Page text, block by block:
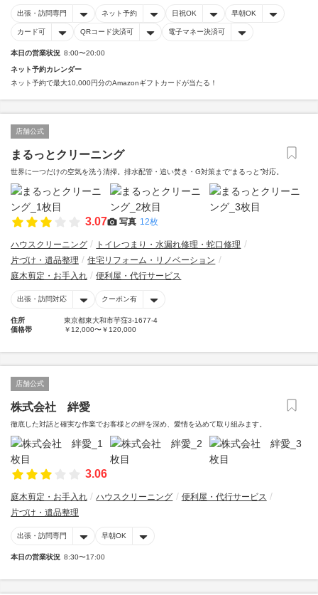
出張・訪問専門 ネット予約 日祝OK 早朝OK
カード可 QRコード決済可 電子マネー決済可
本日の営業状況 8:00〜20:00
ネット予約カレンダー
ネット予約で最大10,000円分のAmazonギフトカードが当たる！
店舗公式
まるっとクリーニング
世界に一つだけの空気を洗う清掃。排水配管・追い焚き・G対策まで“まるっと”対応。
3.07 写真 12枚
ハウスクリーニング
トイレつまり・水漏れ修理・蛇口修理
片づけ・遺品整理
住宅リフォーム・リノベーション
庭木剪定・お手入れ
便利屋・代行サービス
出張・訪問対応 クーポン有
住所
東京都東大和市芋窪3-1677-4
価格帯
￥12,000〜￥120,000
店舗公式
株式会社 絆愛
徹底した対話と確実な作業でお客様との絆を深め、愛情を込めて取り組みます。
3.06
庭木剪定・お手入れ ハウスクリーニング
便利屋・代行サービス
片づけ・遺品整理
出張・訪問専門 早朝OK
本日の営業状況 8:30〜17:00